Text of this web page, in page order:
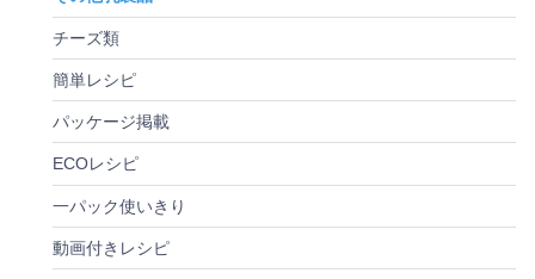
チーズ類
簡単レシピ
パッケージ掲載
ECOレシピ
一パック使いきり
動画付きレシピ